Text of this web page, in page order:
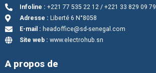
Infoline : +221 77 535 22 12 / +221 33 829 09 79
Adresse : Liberté 6 N°8058
E-mail : headoffice@sd-senegal.com
Site web : www.electrohub.sn
A propos de